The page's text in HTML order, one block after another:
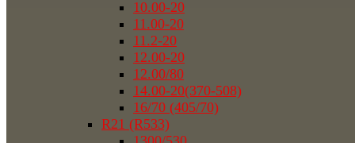
10.00-20
11.00-20
11.2-20
12.00-20
12.00/80
14.00-20(370-508)
16/70 (405/70)
R21 (R533)